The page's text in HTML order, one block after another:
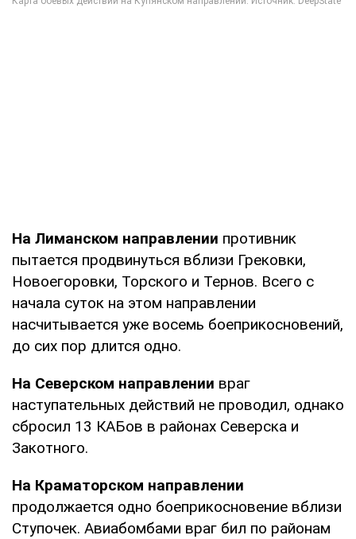
На Лиманском направлении противник
пытается продвинуться вблизи Грековки,
Новоегоровки, Торского и Тернов. Всего с
начала суток на этом направлении
насчитывается уже восемь боеприкосновений,
до сих пор длится одно.
На Северском направлении враг
наступательных действий не проводил, однако
сбросил 13 КАБов в районах Северска и
Закотного.
На Краматорском направлении
продолжается одно боеприкосновение вблизи
Ступочек. Авиабомбами враг бил по районам